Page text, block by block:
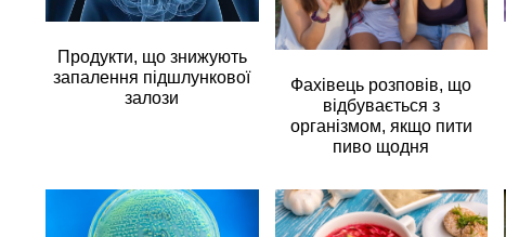
Продукти, що знижують
запалення підшлункової
залози
Фахівець розповів, що
відбувається з
організмом, якщо пити
пиво щодня